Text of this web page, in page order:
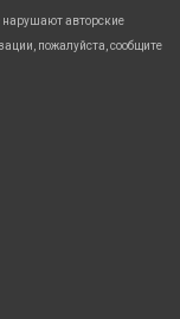
авторские
пожалуйста, сообщите